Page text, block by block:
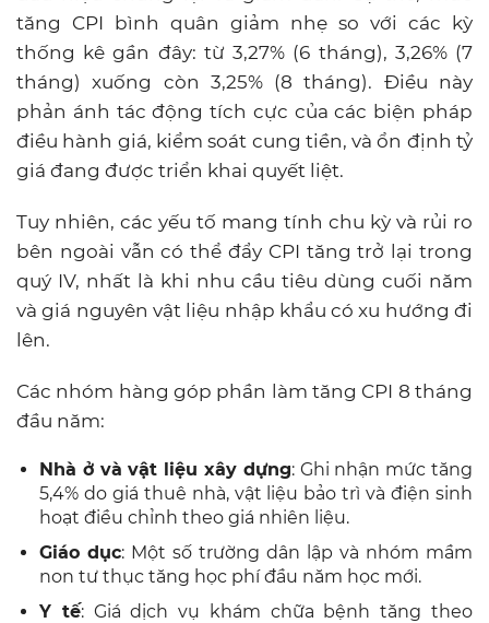
tăng CPI bình quân giảm nhẹ so với các kỳ
thống kê gần đây: từ 3,27% (6 tháng), 3,26% (7
tháng) xuống còn 3,25% (8 tháng). Điều này
phản ánh tác động tích cực của các biện pháp
điều hành giá, kiểm soát cung tiền, và ổn định tỷ
giá đang được triển khai quyết liệt.
Tuy nhiên, các yếu tố mang tính chu kỳ và rủi ro
bên ngoài vẫn có thể đẩy CPI tăng trở lại trong
quý IV, nhất là khi nhu cầu tiêu dùng cuối năm
và giá nguyên vật liệu nhập khẩu có xu hướng đi
lên.
Các nhóm hàng góp phần làm tăng CPI 8 tháng
đầu năm:
Nhà ở và vật liệu xây dựng: Ghi nhận mức tăng
5,4% do giá thuê nhà, vật liệu bảo trì và điện sinh
hoạt điều chỉnh theo giá nhiên liệu.
Giáo dục: Một số trường dân lập và nhóm mầm
non tư thục tăng học phí đầu năm học mới.
Y tế: Giá dịch vụ khám chữa bệnh tăng theo